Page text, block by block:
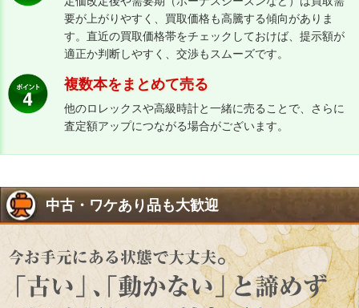
要が上がりやすく、買取価格も高騰する傾向がありま
す。直近の買取価格帯をチェックしておけば、提示額が
適正か判断しやすく、交渉もスムーズです。
複数本をまとめて売る
他のロレックスや高級時計と一緒に売ることで、さらに
査定額アップにつながる場合がございます。
中古・ワケあり品も大歓迎